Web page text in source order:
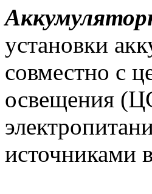
установки
совместно с
освещения
источниками